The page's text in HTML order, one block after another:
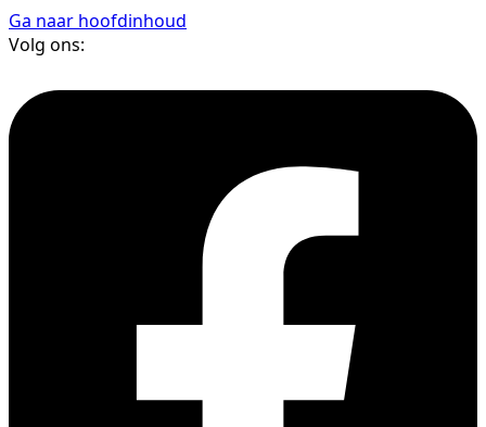
Ga naar hoofdinhoud
Volg ons: